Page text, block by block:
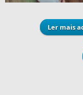
Ler mais